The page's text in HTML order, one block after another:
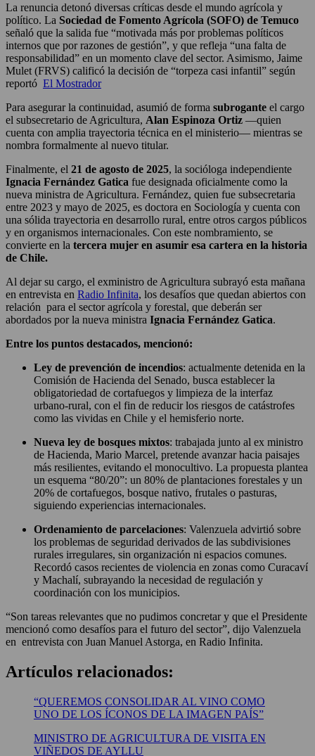
La renuncia detonó diversas críticas desde el mundo agrícola y
político. La Sociedad de Fomento Agrícola (SOFO) de Temuco
señaló que la salida fue “motivada más por problemas políticos
internos que por razones de gestión”, y que refleja “una falta de
responsabilidad” en un momento clave del sector. Asimismo, Jaime
Mulet (FRVS) calificó la decisión de “torpeza casi infantil” según
reportó El Mostrador
Para asegurar la continuidad, asumió de forma subrogante el cargo
el subsecretario de Agricultura, Alan Espinoza Ortiz —quien
cuenta con amplia trayectoria técnica en el ministerio— mientras se
nombra formalmente al nuevo titular.
Finalmente, el 21 de agosto de 2025, la socióloga independiente
Ignacia Fernández Gatica fue designada oficialmente como la
nueva ministra de Agricultura. Fernández, quien fue subsecretaria
entre 2023 y mayo de 2025, es doctora en Sociología y cuenta con
una sólida trayectoria en desarrollo rural, entre otros cargos públicos
y en organismos internacionales. Con este nombramiento, se
convierte en la tercera mujer en asumir esa cartera en la historia
de Chile.
Al dejar su cargo, el exministro de Agricultura subrayó esta mañana
en entrevista en Radio Infinita, los desafíos que quedan abiertos con
relación para el sector agrícola y forestal, que deberán ser
abordados por la nueva ministra Ignacia Fernández Gatica.
Entre los puntos destacados, mencionó:
Ley de prevención de incendios: actualmente detenida en la
Comisión de Hacienda del Senado, busca establecer la
obligatoriedad de cortafuegos y limpieza de la interfaz
urbano-rural, con el fin de reducir los riesgos de catástrofes
como las vividas en Chile y el hemisferio norte.
Nueva ley de bosques mixtos: trabajada junto al ex ministro
de Hacienda, Mario Marcel, pretende avanzar hacia paisajes
más resilientes, evitando el monocultivo. La propuesta plantea
un esquema “80/20”: un 80% de plantaciones forestales y un
20% de cortafuegos, bosque nativo, frutales o pasturas,
siguiendo experiencias internacionales.
Ordenamiento de parcelaciones: Valenzuela advirtió sobre
los problemas de seguridad derivados de las subdivisiones
rurales irregulares, sin organización ni espacios comunes.
Recordó casos recientes de violencia en zonas como Curacaví
y Machalí, subrayando la necesidad de regulación y
coordinación con los municipios.
“Son tareas relevantes que no pudimos concretar y que el Presidente
mencionó como desafíos para el futuro del sector”, dijo Valenzuela
en entrevista con Juan Manuel Astorga, en Radio Infinita.
Artículos relacionados:
“QUEREMOS CONSOLIDAR AL VINO COMO
UNO DE LOS ÍCONOS DE LA IMAGEN PAÍS”
MINISTRO DE AGRICULTURA DE VISITA EN
VIÑEDOS DE AYLLU